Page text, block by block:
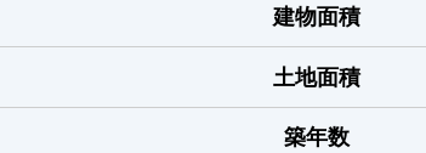
建物面積
土地面積
築年数